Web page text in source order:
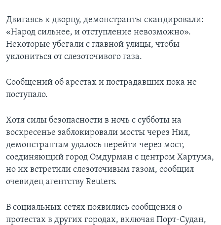
Двигаясь к дворцу, демонстранты скандировали:
«Народ сильнее, и отступление невозможно».
Некоторые убегали с главной улицы, чтобы
уклониться от слезоточивого газа.
Сообщений об арестах и пострадавших пока не
поступало.
Хотя силы безопасности в ночь с субботы на
воскресенье заблокировали мосты через Нил,
демонстрантам удалось перейти через мост,
соединяющий город Омдурман с центром Хартума,
но их встретили слезоточивым газом, сообщил
очевидец агентству Reuters.
В социальных сетях появились сообщения о
протестах в других городах, включая Порт-Судан,